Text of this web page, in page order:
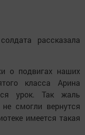
рассказала
о подвигах наших
класса Арина
урок. Так жаль
смогли вернутся
имеется такая